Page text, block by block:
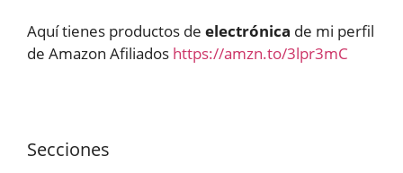
Aquí tienes productos de electrónica de mi perfil
de Amazon Afiliados https://amzn.to/3lpr3mC
Secciones